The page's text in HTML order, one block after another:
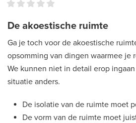
De akoestische ruimte
Ga je toch voor de akoestische
opsomming van dingen waarmee je
We kunnen niet in detail erop
situatie anders.
De isolatie van de ruimte moet
De vorm van de ruimte moet